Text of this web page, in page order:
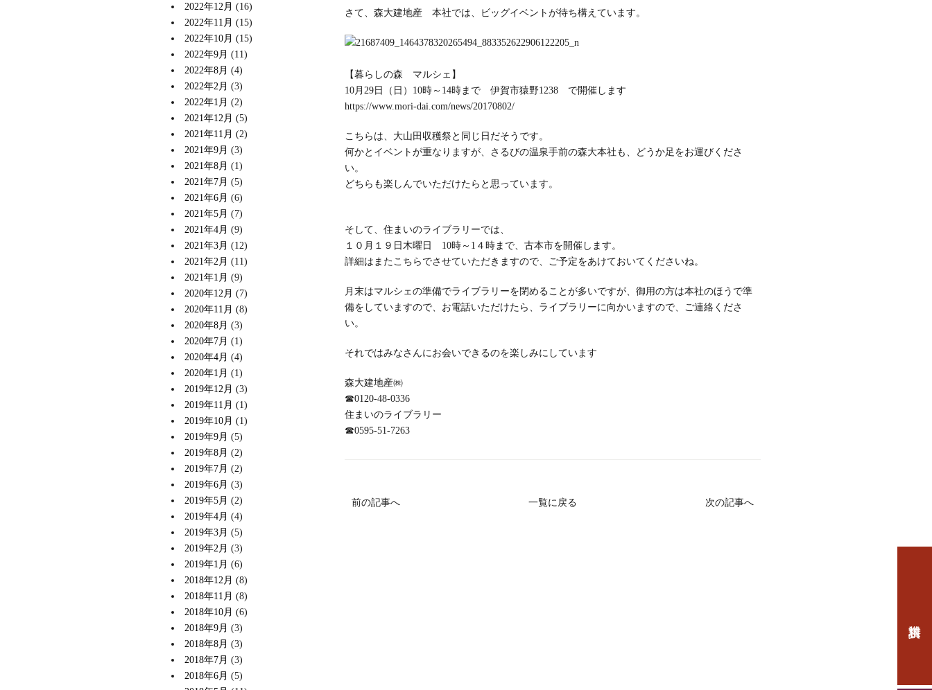
さて、森大建地産 本社では、ビッグイベントが待ち構えています。
【暮らしの森 マルシェ】
10月29日（日）10時～14時まで 伊賀市猿野1238 で開催します
https://www.mori-dai.com/news/20170802/
こちらは、大山田収穫祭と同じ日だそうです。
何かとイベントが重なりますが、さるびの温泉手前の森大本社も、どうか足をお運びくださ
い。
どちらも楽しんでいただけたらと思っています。
そして、住まいのライブラリーでは、
１０月１９日木曜日 10時～1４時まで、古本市を開催します。
詳細はまたこちらでさせていただきますので、ご予定をあけておいてくださいね。
月末はマルシェの準備でライブラリーを閉めることが多いですが、御用の方は本社のほうで準
備をしていますので、お電話いただけたら、ライブラリーに向かいますので、ご連絡くださ
い。
それではみなさんにお会いできるのを楽しみにしています
森大建地産㈱
☎0120-48-0336
住まいのライブラリー
☎0595-51-7263
前の記事へ 一覧に戻る 次の記事へ
2022年12月 (16)
2022年11月 (15)
2022年10月 (15)
2022年9月 (11)
2022年8月 (4)
2022年2月 (3)
2022年1月 (2)
2021年12月 (5)
2021年11月 (2)
2021年9月 (3)
2021年8月 (1)
2021年7月 (5)
2021年6月 (6)
2021年5月 (7)
2021年4月 (9)
2021年3月 (12)
2021年2月 (11)
2021年1月 (9)
2020年12月 (7)
2020年11月 (8)
2020年8月 (3)
2020年7月 (1)
2020年4月 (4)
2020年1月 (1)
2019年12月 (3)
2019年11月 (1)
2019年10月 (1)
2019年9月 (5)
2019年8月 (2)
2019年7月 (2)
2019年6月 (3)
2019年5月 (2)
2019年4月 (4)
2019年3月 (5)
2019年2月 (3)
2019年1月 (6)
2018年12月 (8)
2018年11月 (8)
2018年10月 (6)
2018年9月 (3)
2018年8月 (3)
2018年7月 (3)
2018年6月 (5)